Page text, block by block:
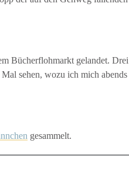
Bücherflohmarkt gelandet.
sehen, wozu ich mich abends
gesammelt.